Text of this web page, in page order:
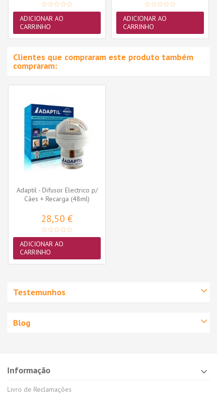
ADICIONAR AO
CARRINHO
ADICIONAR AO
CARRINHO
Clientes que compraram este produto também
compraram:
Adaptil - Difusor Electrico p/
Cães + Recarga (48ml)
28,50 €
ADICIONAR AO
CARRINHO
Testemunhos
Blog
Informação
Livro de Reclamações